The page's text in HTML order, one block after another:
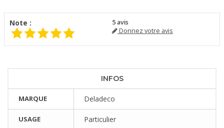
Note : 5avis
Donnez votre avis
INFOS
MARQUE Deladeco
USAGE Particulier